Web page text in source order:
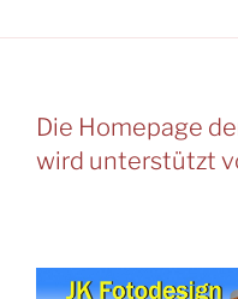
Die Homepage
wird unterstützt